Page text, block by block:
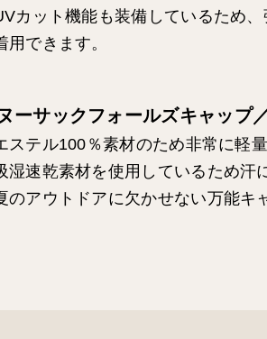
カット機能も装備しているため
用できます。
ーサックフォールズキャップ
ステル100％素材のため非常に軽
湿速乾素材を使用しているため汗
のアウトドアに欠かせない万能キ